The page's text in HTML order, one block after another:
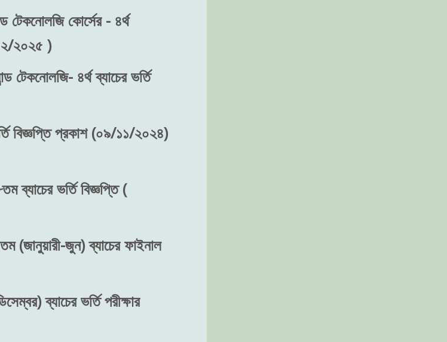
টেকনোলজি কোর্সের - ৪র্থ
২০২৫ )
টেকনোলজি- ৪র্থ ব্যাচের ভর্তি
বিজ্ঞপ্তি প্রকাশ (০৯/১১/২০২৪)
ব্যাচের ভর্তি বিজ্ঞপ্তি (
(জানুয়ারী-জুন) ব্যাচের ফাইনাল
ব্যাচের ভর্তি পরীক্ষার